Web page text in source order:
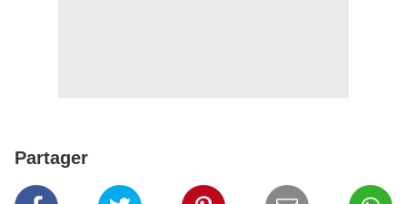
Partager